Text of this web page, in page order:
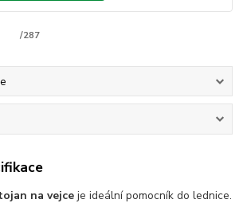
/287
na vejce je ideální pomocník do lednice.